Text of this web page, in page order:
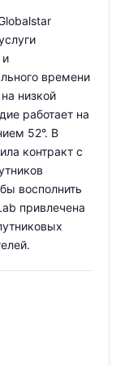
и
времени
низкой
работает на
52°. В
контракт с
восполнить
привлечена